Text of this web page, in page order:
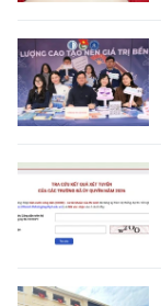
ESPAÑOL
한국어